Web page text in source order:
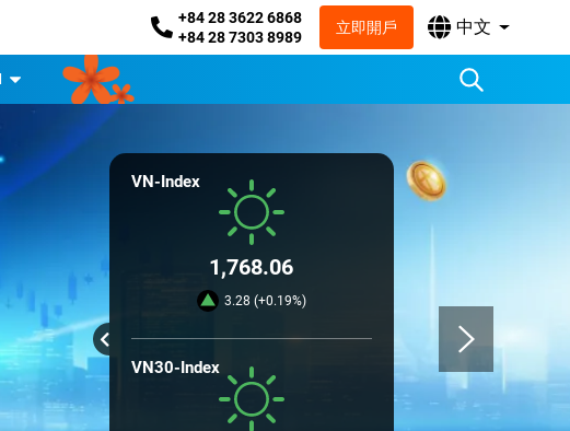
+84 28 3622 6868
+84 28 7303 8989
立即開戶 中文
VN-Index
1,768.06
3.28 (+0.19%)
VN30-Index